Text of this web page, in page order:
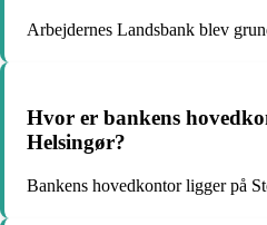
Arbejdernes Landsbank blev
Hvor er bankens
Helsingør?
Bankens hovedkontor ligger på